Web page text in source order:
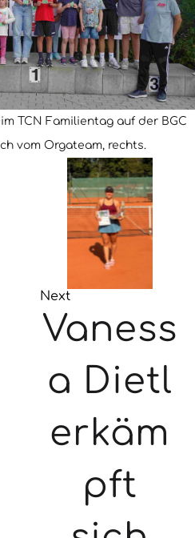
TCN Familientag auf der BGC
vom Orgateam, rechts.
Next
Vaness
a Dietl
erkäm
pft